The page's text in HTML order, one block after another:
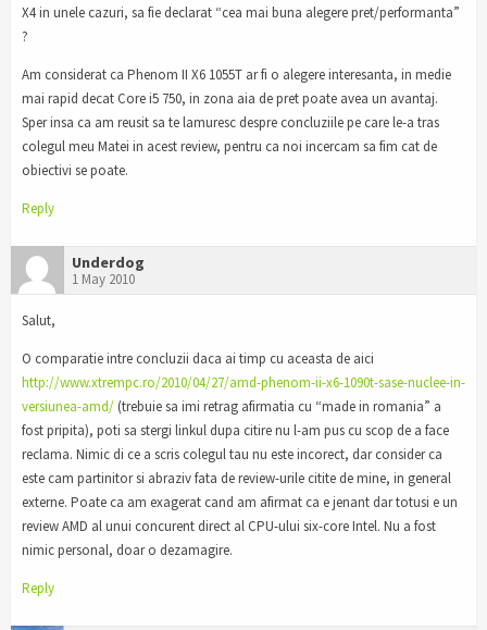
X4 in unele cazuri, sa fie declarat “cea mai buna alegere pret/performanta”
?
Am considerat ca Phenom II X6 1055T ar fi o alegere interesanta, in medie
mai rapid decat Core i5 750, in zona aia de pret poate avea un avantaj.
Sper insa ca am reusit sa te lamuresc despre concluziile pe care le-a tras
colegul meu Matei in acest review, pentru ca noi incercam sa fim cat de
obiectivi se poate.
Reply
Underdog
1 May 2010
Salut,
O comparatie intre concluzii daca ai timp cu aceasta de aici
http://www.xtrempc.ro/2010/04/27/amd-phenom-ii-x6-1090t-sase-nuclee-in-
versiunea-amd/ (trebuie sa imi retrag afirmatia cu “made in romania” a
fost pripita), poti sa stergi linkul dupa citire nu l-am pus cu scop de a face
reclama. Nimic di ce a scris colegul tau nu este incorect, dar consider ca
este cam partinitor si abraziv fata de review-urile citite de mine, in general
externe. Poate ca am exagerat cand am afirmat ca e jenant dar totusi e un
review AMD al unui concurent direct al CPU-ului six-core Intel. Nu a fost
nimic personal, doar o dezamagire.
Reply